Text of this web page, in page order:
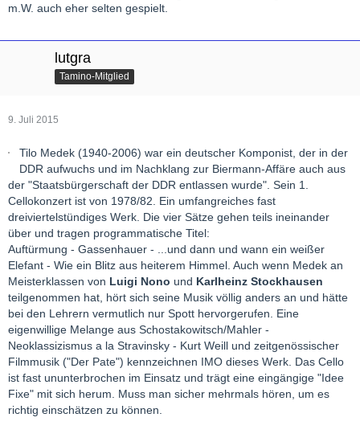
m.W. auch eher selten gespielt.
lutgra
Tamino-Mitglied
9. Juli 2015
Tilo Medek (1940-2006) war ein deutscher Komponist, der in der
DDR aufwuchs und im Nachklang zur Biermann-Affäre auch aus
der "Staatsbürgerschaft der DDR entlassen wurde". Sein 1.
Cellokonzert ist von 1978/82. Ein umfangreiches fast
dreiviertelstündiges Werk. Die vier Sätze gehen teils ineinander
über und tragen programmatische Titel:
Auftürmung - Gassenhauer - ...und dann und wann ein weißer
Elefant - Wie ein Blitz aus heiterem Himmel. Auch wenn Medek an
Meisterklassen von Luigi Nono und Karlheinz Stockhausen
teilgenommen hat, hört sich seine Musik völlig anders an und hätte
bei den Lehrern vermutlich nur Spott hervorgerufen. Eine
eigenwillige Melange aus Schostakowitsch/Mahler -
Neoklassizismus a la Stravinsky - Kurt Weill und zeitgenössischer
Filmmusik ("Der Pate") kennzeichnen IMO dieses Werk. Das Cello
ist fast ununterbrochen im Einsatz und trägt eine eingängige "Idee
Fixe" mit sich herum. Muss man sicher mehrmals hören, um es
richtig einschätzen zu können.